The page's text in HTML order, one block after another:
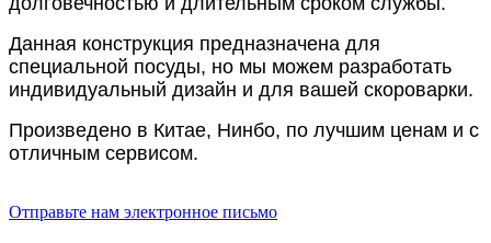
Данная конструкция предназначена для
специальной посуды, но мы можем разработать
индивидуальный дизайн и для вашей скороварки.
Произведено в Китае, Нинбо, по лучшим ценам и с
отличным сервисом.
Отправьте нам электронное письмо